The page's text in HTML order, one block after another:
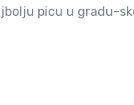
picu u gradu-